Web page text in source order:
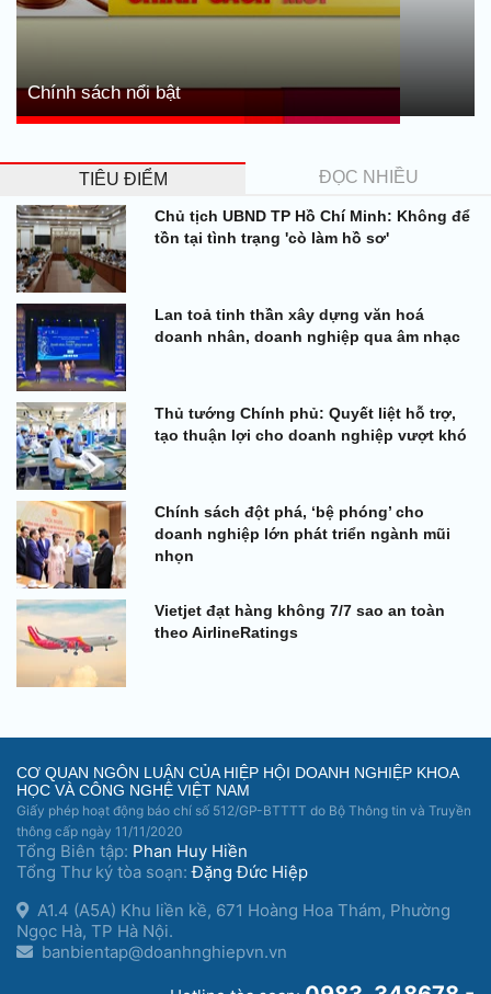
Chính sách nổi bật
TIÊU ĐIỂM ĐỌC NHIỀU
Chủ tịch UBND TP Hồ Chí Minh: Không để
tồn tại tình trạng 'cò làm hồ sơ'
Lan toả tinh thần xây dựng văn hoá
doanh nhân, doanh nghiệp qua âm nhạc
Thủ tướng Chính phủ: Quyết liệt hỗ trợ,
tạo thuận lợi cho doanh nghiệp vượt khó
Chính sách đột phá, ‘bệ phóng’ cho
doanh nghiệp lớn phát triển ngành mũi
nhọn
Vietjet đạt hàng không 7/7 sao an toàn
theo AirlineRatings
CƠ QUAN NGÔN LUẬN CỦA HIỆP HỘI DOANH NGHIỆP KHOA
HỌC VÀ CÔNG NGHỆ VIỆT NAM
Giấy phép hoạt động báo chí số 512/GP-BTTTT do Bộ Thông tin và Truyền
thông cấp ngày 11/11/2020
Tổng Biên tập: Phan Huy Hiền
Tổng Thư ký tòa soạn:Đặng Đức Hiệp
A1.4 (A5A) Khu liền kề, 671 Hoàng Hoa Thám, Phường
Ngọc Hà, TP Hà Nội.
banbientap@doanhnghiepvn.vn